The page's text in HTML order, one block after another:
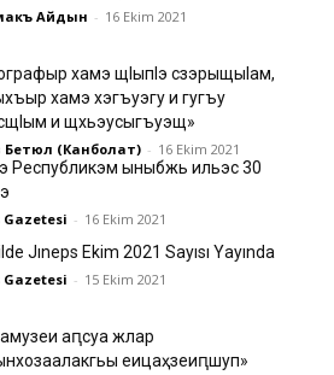
Айдын - 16 Ekim 2021
хамэ щlыпlэ сзэрыщыlам,
хамэ хэгъуэгу и гугъу
и щхьэусыгъуэщ»
Бетюл (Канболат) - 16 Ekim 2021
Республикэм ыныбжь ильэс 30
Gazetesi - 16 Ekim 2021
Jıneps Ekim 2021 Sayısı Yayında
Gazetesi - 15 Ekim 2021
аԥсуа жәлар
еицаҳзеиԥшуп»